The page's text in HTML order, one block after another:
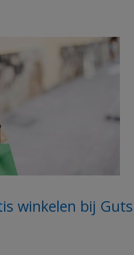
winkelen bij Guts